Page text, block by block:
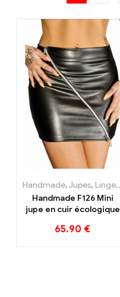
Souilly
Handmade,Jupes, Lingerie & vêtements
Handmade F126 Mini
jupe en cuir écologique
65.90 €